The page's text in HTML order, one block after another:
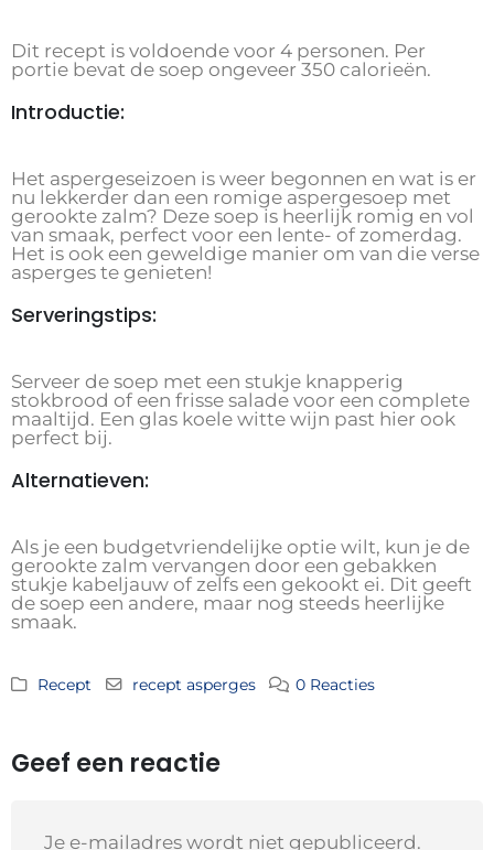
Dit recept is voldoende voor 4 personen. Per
portie bevat de soep ongeveer 350 calorieën.
Introductie:
Het aspergeseizoen is weer begonnen en wat is er
nu lekkerder dan een romige aspergesoep met
gerookte zalm? Deze soep is heerlijk romig en vol
van smaak, perfect voor een lente- of zomerdag.
Het is ook een geweldige manier om van die verse
asperges te genieten!
Serveringstips:
Serveer de soep met een stukje knapperig
stokbrood of een frisse salade voor een complete
maaltijd. Een glas koele witte wijn past hier ook
perfect bij.
Alternatieven:
Als je een budgetvriendelijke optie wilt, kun je de
gerookte zalm vervangen door een gebakken
stukje kabeljauw of zelfs een gekookt ei. Dit geeft
de soep een andere, maar nog steeds heerlijke
smaak.
Recept recept asperges 0 Reacties
Geef een reactie
Je e-mailadres wordt niet gepubliceerd.